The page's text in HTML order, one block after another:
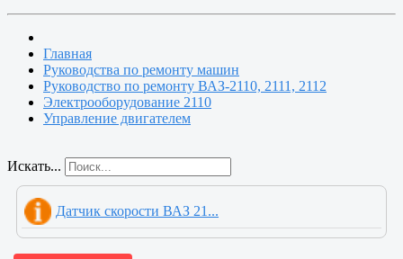
Главная
Руководства по ремонту машин
Руководство по ремонту ВАЗ-2110, 2111, 2112
Электрооборудование 2110
Управление двигателем
Искать...
Датчик скорости ВАЗ 21...